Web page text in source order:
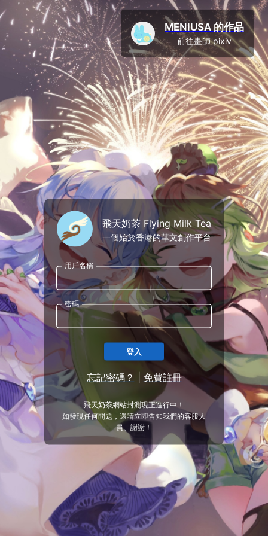
飛天奶茶 Flying Milk Tea
一個始於香港的華文創作平台
用戶名稱
密碼
登入
忘記密碼？ 免費註冊
飛天奶茶網站封測現正進行中！
如發現任何問題，還請立即告知我們的客服人
員。謝謝！
MENIUSA 的作品
前往畫師 pixiv